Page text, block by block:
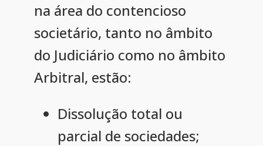
na área do contencioso
societário, tanto no âmbito
do Judiciário como no âmbito
Arbitral, estão:
Dissolução total ou
parcial de sociedades;